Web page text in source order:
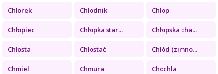
Chlorek Chłodnik Chłop
Chłopiec Chłopka star... Chłopska cha...
Chłosta Chłostać Chłód (zimno...
Chmiel Chmura Chochla